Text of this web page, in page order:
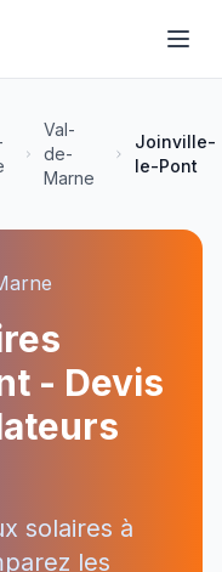
Val-
de-
Marne
Joinville-
le-Pont
- Devis
solaires à
les